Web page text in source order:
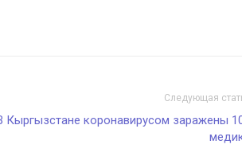
Следующая
Кыргызстане коронавирусом заражены